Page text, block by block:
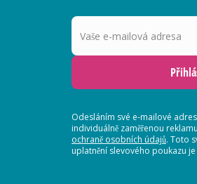
Vaše e-mailová adresa
Odesláním své e-mailové
individuálně zaměřenou
ochraně osobních údajů. Toto
uplatnění slevového poukazu